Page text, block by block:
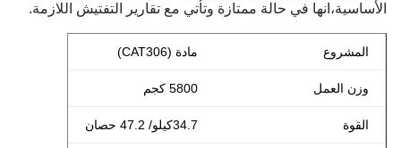
الأساسية،انها في حالة ممتازة وتأتي مع تقارير التفتيش اللازمة.
المشروع مادة (CAT306)
وزن العمل 5800 كجم
القوة 34.7كيلو/ 47.2 حصان